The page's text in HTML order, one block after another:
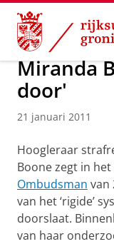
Skip
Content
Skip
Navigation
Over ons Actueel
Miranda
door'
21 januari 2011
Hoogleraar
Boone zegt in het
Ombudsman van
van het ‘rigide’
doorslaat.
van haar